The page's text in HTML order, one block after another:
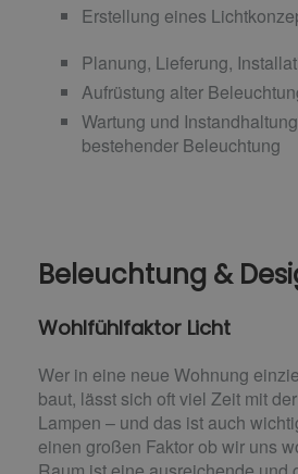
Erstellung eines
Planung, Lieferung,
Aufrüstung alter
Wartung und
bestehender Beleuchtung
Beleuchtung &
Wohlfühlfaktor Licht
Wer in eine neue Wohnung
baut, lässt sich oft viel Zeit mit
Lampen – und das ist auch
einen großen Faktor ob wir uns